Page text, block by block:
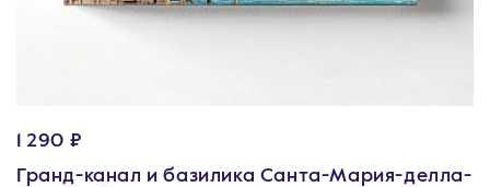
1 290 ₽
Гранд-канал и базилика Санта-Мария-делла-